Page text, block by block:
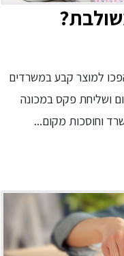
למוצר קבע במשרדים
ושליחת פקס במכונה
וחוסכות מקום...